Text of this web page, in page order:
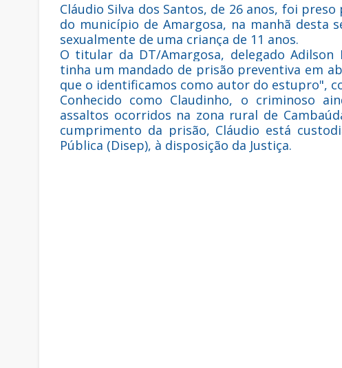
Cláudio Silva dos Santos, de 26 anos, foi
do município de Amargosa, na manhã desta
sexualmente de uma criança de 11 anos.
O titular da DT/Amargosa, delegado
tinha um mandado de prisão preventiva em
que o identificamos como autor do estupro",
Conhecido como Claudinho, o criminoso
assaltos ocorridos na zona rural de
cumprimento da prisão, Cláudio está
Pública (Disep), à disposição da Justiça.